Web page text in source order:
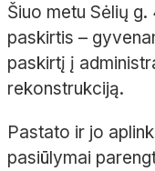
Šiuo metu Sėlių
paskirtis –
paskirtį į
rekonstrukciją.
Pastato ir jo
pasiūlymai